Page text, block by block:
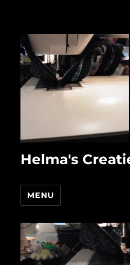
Helma's
MENU